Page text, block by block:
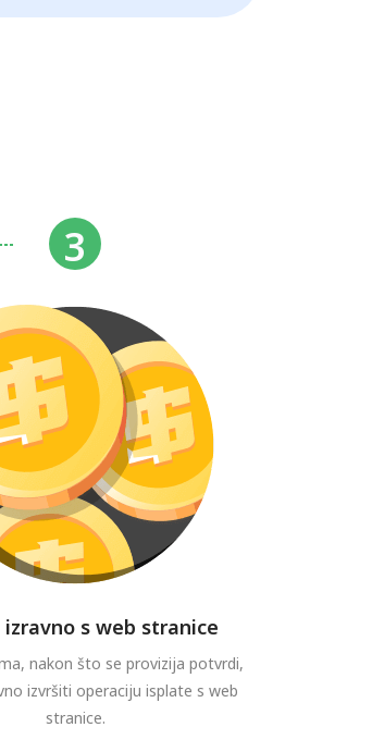
s web stranice
nakon što se provizija potvrdi,
izvršiti operaciju isplate s web
stranice.